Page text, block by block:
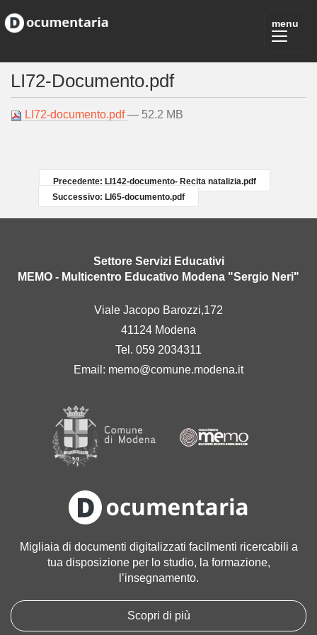
LI72-Documento.pdf
LI72-documento.pdf— 52.2 MB
Precedente: LI142-documento- Recita natalizia.pdf
Successivo: LI65-documento.pdf
Settore Servizi Educativi
MEMO - Multicentro Educativo Modena "Sergio Neri"
Viale Jacopo Barozzi,172
41124 Modena
Tel. 059 2034311
Email: memo@comune.modena.it
Migliaia di documenti digitalizzati facilmenti ricercabili a
tua disposizione per lo studio, la formazione,
l’insegnamento.
Scopri di più